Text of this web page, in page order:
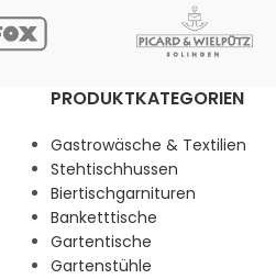
PRODUKTKATEGORIEN
Gastrowäsche & Textilien
Stehtischhussen
Biertischgarnituren
Banketttische
Gartentische
Gartenstühle